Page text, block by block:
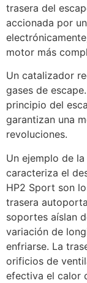
trasera del
accionada por
motor más
Un catalizador
gases de
principio del
garantizan una
revoluciones.
Un ejemplo de
caracteriza el
HP2 Sport son
trasera
soportes aíslan
variación de
enfriarse. La
orificios de
efectiva el calor